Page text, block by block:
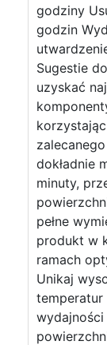
godziny
godzin
Sugestie
uzyskać
dokładnie
minuty,
pełne
produkt w
ramach
Unikaj
temperatur
wydajności